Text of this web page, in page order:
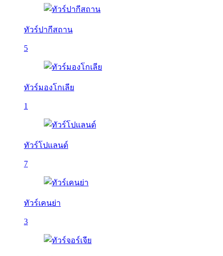
ทัวร์ปากีสถาน
5
ทัวร์มองโกเลีย
1
ทัวร์โปแลนด์
7
ทัวร์เคนย่า
3